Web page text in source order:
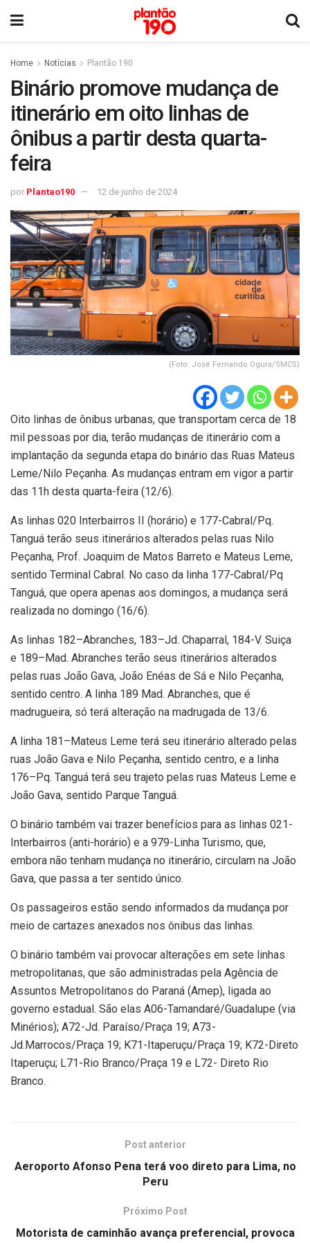
Home Notícias Plantão 190
Binário promove mudança de
itinerário em oito linhas de
ônibus a partir desta quarta-
feira
por Plantao190 12 de junho de 2024
(Foto: José Fernando Ogura/SMCS)
Oito linhas de ônibus urbanas, que transportam cerca de 18
mil pessoas por dia, terão mudanças de itinerário com a
implantação da segunda etapa do binário das Ruas Mateus
Leme/Nilo Peçanha. As mudanças entram em vigor a partir
das 11h desta quarta-feira (12/6).
As linhas 020 Interbairros II (horário) e 177-Cabral/Pq.
Tanguá terão seus itinerários alterados pelas ruas Nilo
Peçanha, Prof. Joaquim de Matos Barreto e Mateus Leme,
sentido Terminal Cabral. No caso da linha 177-Cabral/Pq
Tanguá, que opera apenas aos domingos, a mudança será
realizada no domingo (16/6).
As linhas 182–Abranches, 183–Jd. Chaparral, 184-V. Suiça
e 189–Mad. Abranches terão seus itinerários alterados
pelas ruas João Gava, João Enéas de Sá e Nilo Peçanha,
sentido centro. A linha 189 Mad. Abranches, que é
madrugueira, só terá alteração na madrugada de 13/6.
A linha 181–Mateus Leme terá seu itinerário alterado pelas
ruas João Gava e Nilo Peçanha, sentido centro, e a linha
176–Pq. Tanguá terá seu trajeto pelas ruas Mateus Leme e
João Gava, sentido Parque Tanguá.
O binário também vai trazer benefícios para as linhas 021-
Interbairros (anti-horário) e a 979-Linha Turismo, que,
embora não tenham mudança no itinerário, circulam na João
Gava, que passa a ter sentido único.
Os passageiros estão sendo informados da mudança por
meio de cartazes anexados nos ônibus das linhas.
O binário também vai provocar alterações em sete linhas
metropolitanas, que são administradas pela Agência de
Assuntos Metropolitanos do Paraná (Amep), ligada ao
governo estadual. São elas A06-Tamandaré/Guadalupe (via
Minérios); A72-Jd. Paraíso/Praça 19; A73-
Jd.Marrocos/Praça 19; K71-Itaperuçu/Praça 19; K72-Direto
Itaperuçu; L71-Rio Branco/Praça 19 e L72- Direto Rio
Branco.
Post anterior
Aeroporto Afonso Pena terá voo direto para Lima, no
Peru
Próximo Post
Motorista de caminhão avança preferencial, provoca